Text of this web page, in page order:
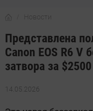
Новости
Представлена
Canon EOS R6 V
затвора за $2500
14.05.2026
Автор: